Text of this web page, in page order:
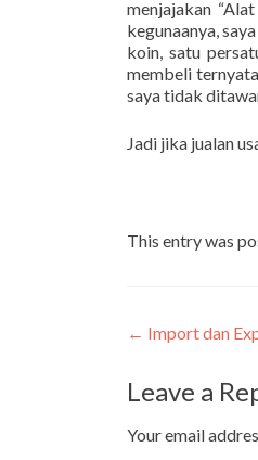
menjajakan
kegunaanya,
koin, satu
membeli
saya tidak
Jadi jika jualan
This entry was
Post
← Import dan
Leave a
Your email